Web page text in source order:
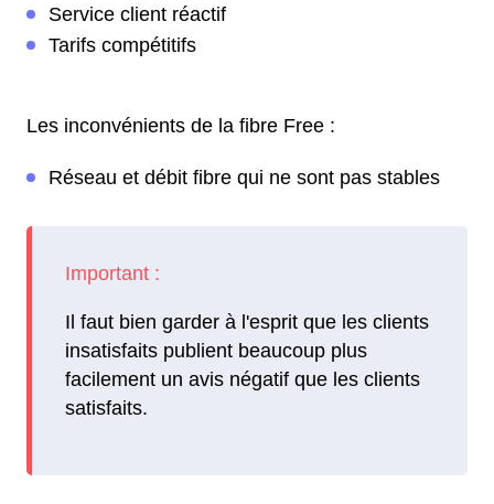
Service client réactif
Tarifs compétitifs
Les inconvénients de la fibre Free :
Réseau et débit fibre qui ne sont pas stables
Il faut bien garder à l'esprit que les clients
insatisfaits publient beaucoup plus
facilement un avis négatif que les clients
satisfaits.